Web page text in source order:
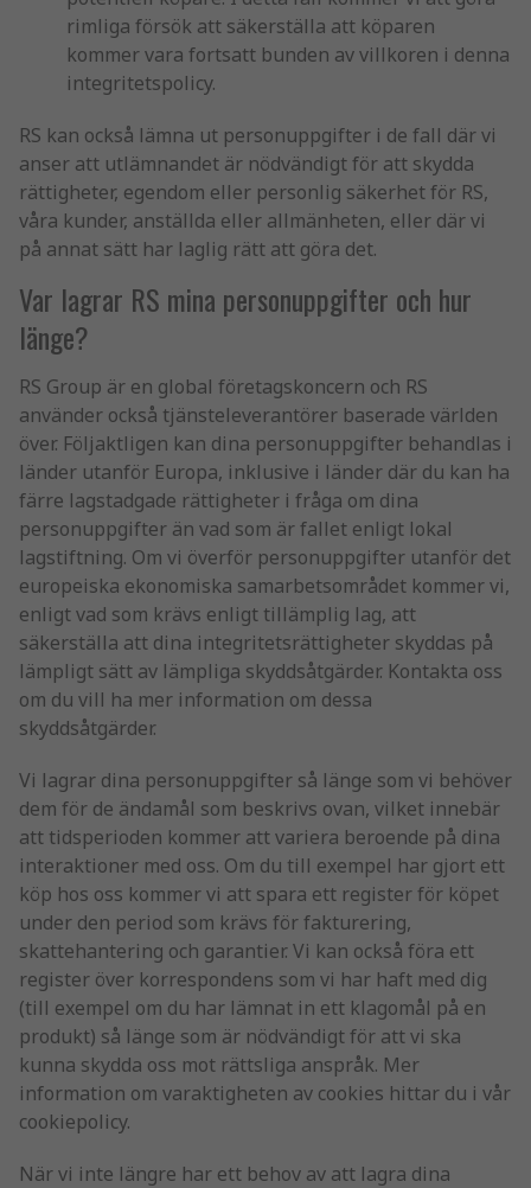
rimliga försök att säkerställa att köparen
kommer vara fortsatt bunden av villkoren i denna
integritetspolicy.
RS kan också lämna ut personuppgifter i de fall där vi
anser att utlämnandet är nödvändigt för att skydda
rättigheter, egendom eller personlig säkerhet för RS,
våra kunder, anställda eller allmänheten, eller där vi
på annat sätt har laglig rätt att göra det.
Var lagrar RS mina personuppgifter och hur
länge?
RS Group är en global företagskoncern och RS
använder också tjänsteleverantörer baserade världen
över. Följaktligen kan dina personuppgifter behandlas i
länder utanför Europa, inklusive i länder där du kan ha
färre lagstadgade rättigheter i fråga om dina
personuppgifter än vad som är fallet enligt lokal
lagstiftning. Om vi överför personuppgifter utanför det
europeiska ekonomiska samarbetsområdet kommer vi,
enligt vad som krävs enligt tillämplig lag, att
säkerställa att dina integritetsrättigheter skyddas på
lämpligt sätt av lämpliga skyddsåtgärder. Kontakta oss
om du vill ha mer information om dessa
skyddsåtgärder.
Vi lagrar dina personuppgifter så länge som vi behöver
dem för de ändamål som beskrivs ovan, vilket innebär
att tidsperioden kommer att variera beroende på dina
interaktioner med oss. Om du till exempel har gjort ett
köp hos oss kommer vi att spara ett register för köpet
under den period som krävs för fakturering,
skattehantering och garantier. Vi kan också föra ett
register över korrespondens som vi har haft med dig
(till exempel om du har lämnat in ett klagomål på en
produkt) så länge som är nödvändigt för att vi ska
kunna skydda oss mot rättsliga anspråk. Mer
information om varaktigheten av cookies hittar du i vår
cookiepolicy.
När vi inte längre har ett behov av att lagra dina